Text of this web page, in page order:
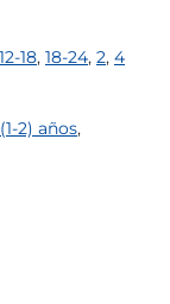
12-18, 18-24, 2, 4
2) años,